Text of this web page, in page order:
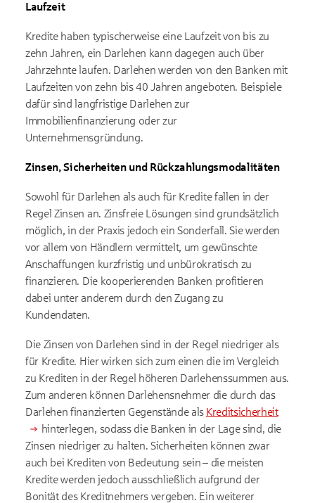
Laufzeit
Kredite haben typischerweise eine Laufzeit von bis zu
zehn Jahren, ein Darlehen kann dagegen auch über
Jahrzehnte laufen. Darlehen werden von den Banken mit
Laufzeiten von zehn bis 40 Jahren angeboten. Beispiele
dafür sind langfristige Darlehen zur
Immobilienfinanzierung oder zur
Unternehmensgründung.
Zinsen, Sicherheiten und Rückzahlungsmodalitäten
Sowohl für Darlehen als auch für Kredite fallen in der
Regel Zinsen an. Zinsfreie Lösungen sind grundsätzlich
möglich, in der Praxis jedoch ein Sonderfall. Sie werden
vor allem von Händlern vermittelt, um gewünschte
Anschaffungen kurzfristig und unbürokratisch zu
finanzieren. Die kooperierenden Banken profitieren
dabei unter anderem durch den Zugang zu
Kundendaten.
Die Zinsen von Darlehen sind in der Regel niedriger als
für Kredite. Hier wirken sich zum einen die im Vergleich
zu Krediten in der Regel höheren Darlehenssummen aus.
Zum anderen können Darlehensnehmer die durch das
Darlehen finanzierten Gegenstände als Kreditsicherheit
hinterlegen, sodass die Banken in der Lage sind, die
Zinsen niedriger zu halten. Sicherheiten können zwar
auch bei Krediten von Bedeutung sein – die meisten
Kredite werden jedoch ausschließlich aufgrund der
Bonität des Kreditnehmers vergeben. Ein weiterer